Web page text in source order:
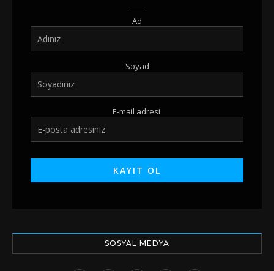
Ad
Soyad
E-mail adresi:
SOSYAL MEDYA